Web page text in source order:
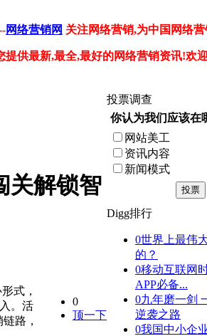
网络营销网 关注网络营销,为中国网络
提供最新,最全,最好的网络营销资讯!欢
关解锁智
0
顶一下
式，
。活
路，
投票调查
你认为我们应该在
网站美工
资讯内容
新闻模式
投票
Digg排行
0世界上最伟
的？
0移动互联网
APP必备...
0九年磨一剑
逆袭之路
0我国中小企